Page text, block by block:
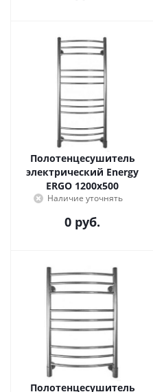
Полотенцесушитель
электрический Energy
ERGO 1200x500
Наличие уточнять
0 руб.
Полотенцесушитель